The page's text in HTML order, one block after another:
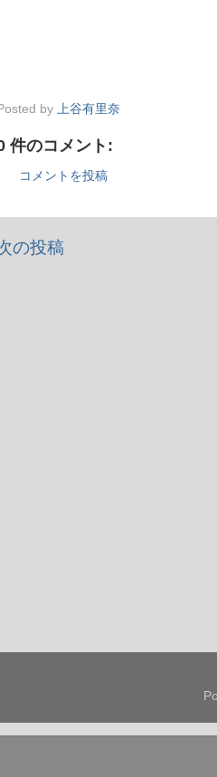
by 上谷有里奈
件のコメント:
コメントを投稿
の投稿